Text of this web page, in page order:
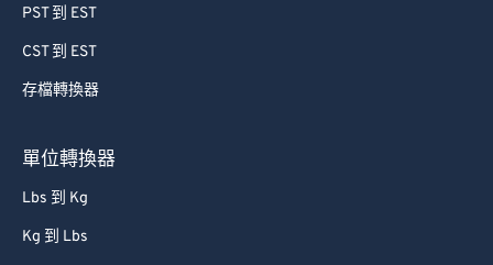
PST 到 EST
CST 到 EST
存檔轉換器
單位轉換器
Lbs 到 Kg
Kg 到 Lbs